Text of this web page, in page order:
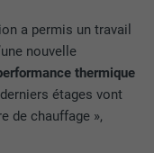
a permis un travail
nouvelle
thermique
étages vont
de chauffage »,